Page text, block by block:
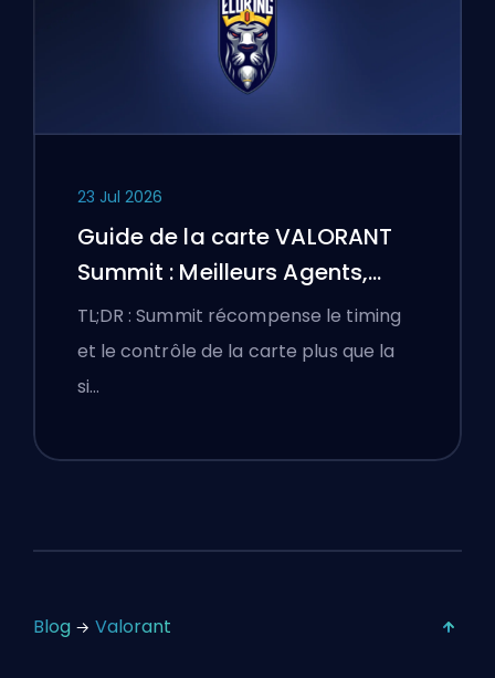
23 Jul 2026
Guide de la carte VALORANT
Summit : Meilleurs Agents,
Callouts et Fumigènes
TL;DR : Summit récompense le timing
et le contrôle de la carte plus que la
si…
Blog Valorant